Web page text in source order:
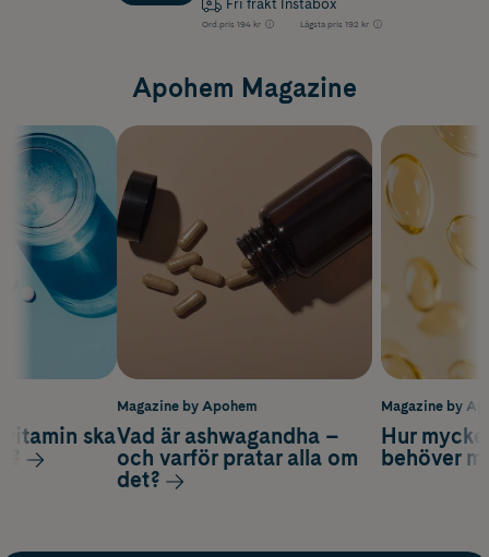
Fri frakt Instabox
Ord.pris 194 kr Lägsta pris 192 kr
Apohem Magazine
Magazine by
Hur
behöver
ska
Magazine by Apohem
Vad är ashwagandha –
och varför pratar alla om
det?